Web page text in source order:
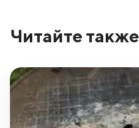
Читайте также